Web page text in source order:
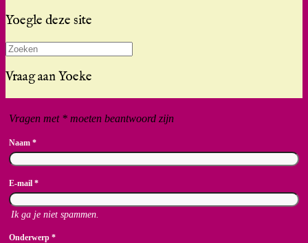
Yoegle deze site
Zoeken
naar:
Vraag aan Yoeke
Vragen met * moeten beantwoord zijn
Naam *
E-mail *
Ik ga je niet spammen.
Onderwerp *